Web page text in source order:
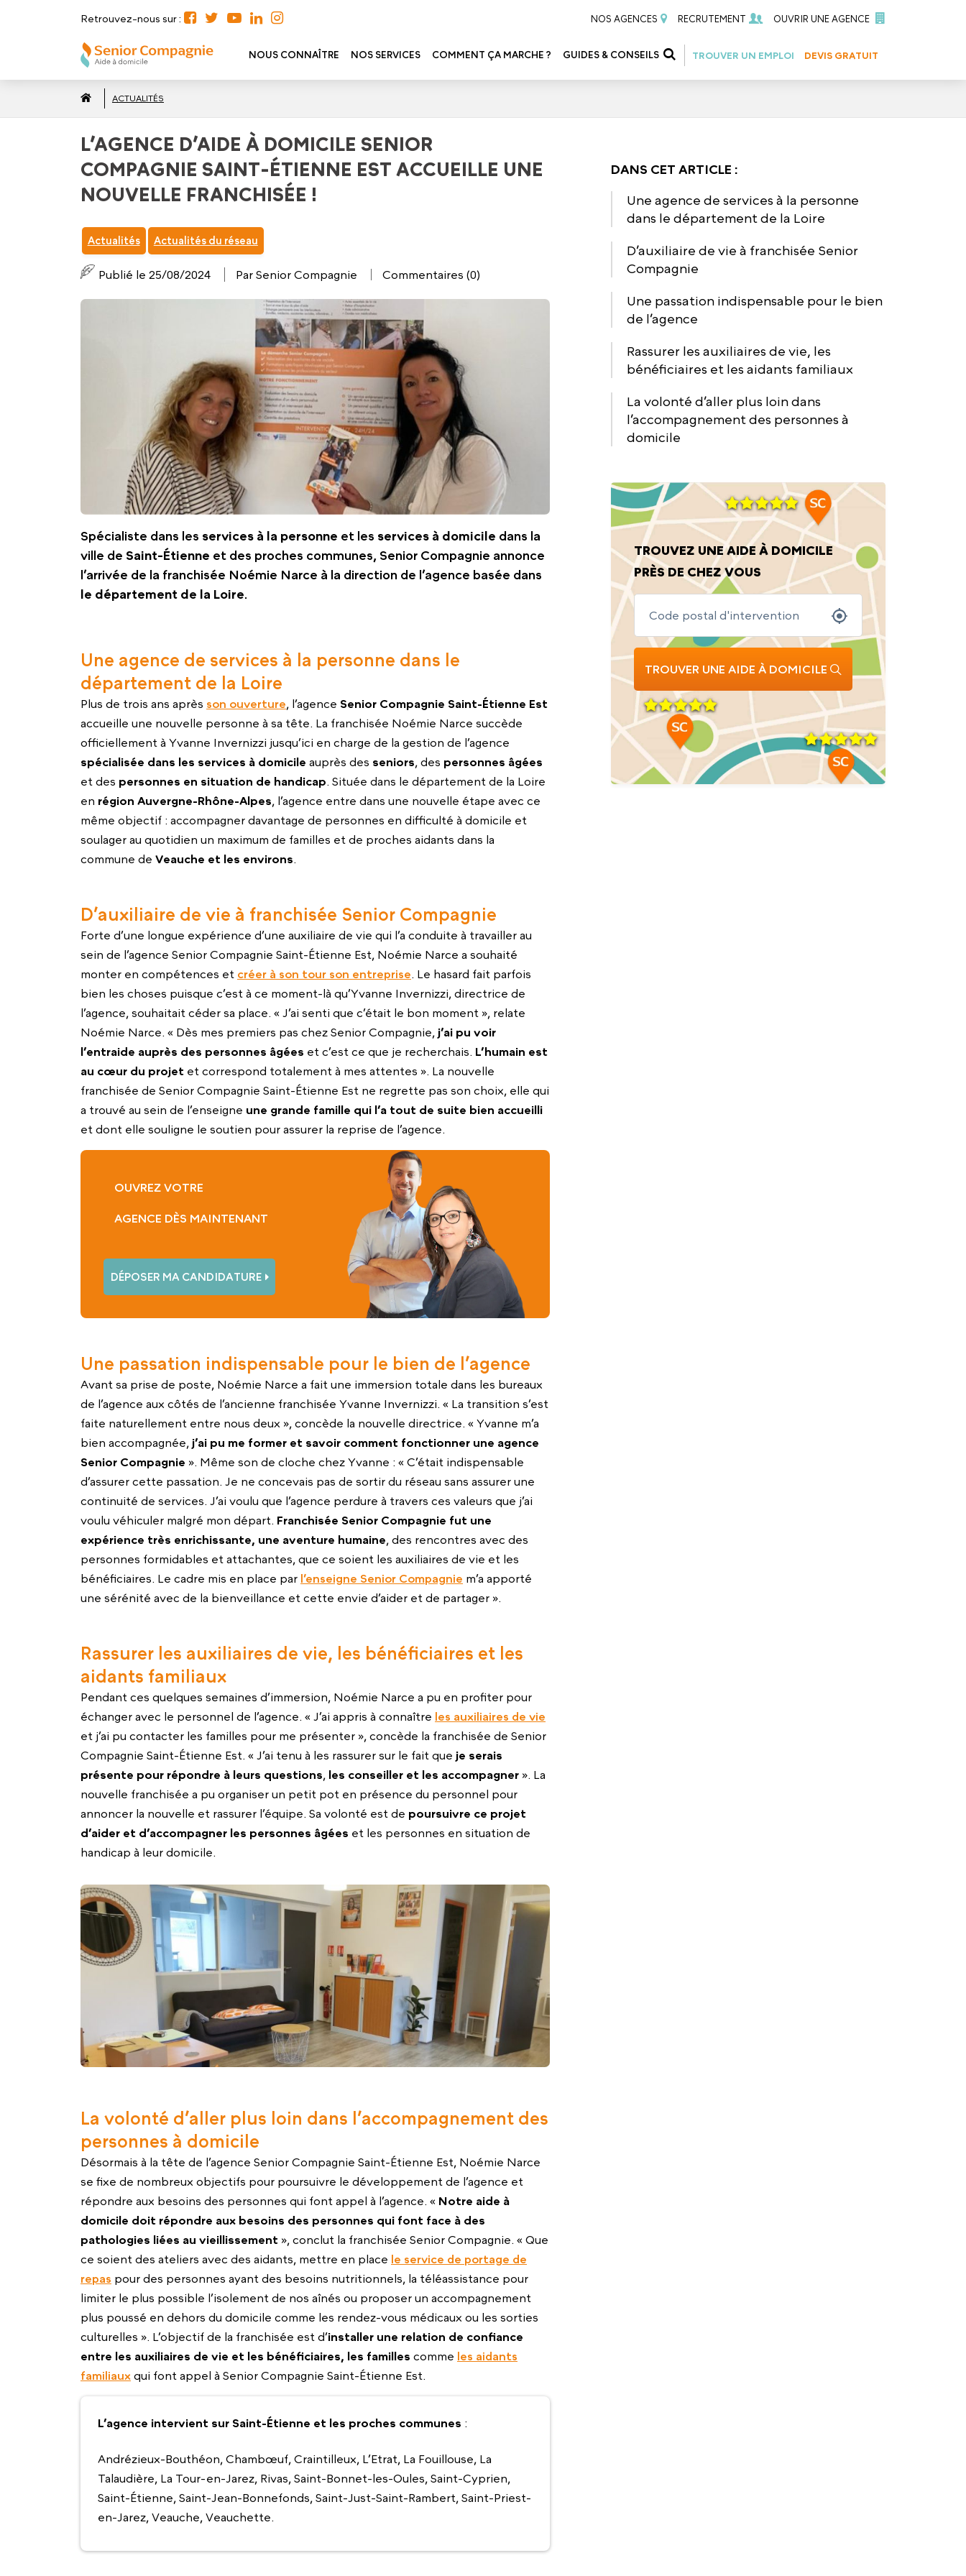
Retrouvez-nous sur : NOS AGENCES RECRUTEMENT OUVRIR UNE AGENCE
NOUS CONNAÎTRE NOS SERVICES COMMENT ÇA MARCHE ? GUIDES & CONSEILS TROUVER UN EMPLOI DEVIS GRATUIT
ACTUALITÉS
L’AGENCE D’AIDE À DOMICILE SENIOR
COMPAGNIE SAINT-ÉTIENNE EST ACCUEILLE UNE
NOUVELLE FRANCHISÉE !
Actualités Actualités du réseau
Publié le 25/08/2024 Par Senior Compagnie Commentaires (0)
Spécialiste dans les services à la personne et les services à domicile dans la
ville de Saint-Étienne et des proches communes, Senior Compagnie annonce
l’arrivée de la franchisée Noémie Narce à la direction de l’agence basée dans
le département de la Loire.
Une agence de services à la personne dans le
département de la Loire
Plus de trois ans après son ouverture, l’agence Senior Compagnie Saint-Étienne Est
accueille une nouvelle personne à sa tête. La franchisée Noémie Narce succède
officiellement à Yvanne Invernizzi jusqu’ici en charge de la gestion de l’agence
spécialisée dans les services à domicile auprès des seniors, des personnes âgées
et des personnes en situation de handicap. Située dans le département de la Loire
en région Auvergne-Rhône-Alpes, l’agence entre dans une nouvelle étape avec ce
même objectif : accompagner davantage de personnes en difficulté à domicile et
soulager au quotidien un maximum de familles et de proches aidants dans la
commune de Veauche et les environs.
D’auxiliaire de vie à franchisée Senior Compagnie
Forte d’une longue expérience d’une auxiliaire de vie qui l’a conduite à travailler au
sein de l’agence Senior Compagnie Saint-Étienne Est, Noémie Narce a souhaité
monter en compétences et créer à son tour son entreprise. Le hasard fait parfois
bien les choses puisque c’est à ce moment-là qu’Yvanne Invernizzi, directrice de
l’agence, souhaitait céder sa place. « J’ai senti que c’était le bon moment », relate
Noémie Narce. « Dès mes premiers pas chez Senior Compagnie, j’ai pu voir
l’entraide auprès des personnes âgées et c’est ce que je recherchais. L’humain est
au cœur du projet et correspond totalement à mes attentes ». La nouvelle
franchisée de Senior Compagnie Saint-Étienne Est ne regrette pas son choix, elle qui
a trouvé au sein de l’enseigne une grande famille qui l’a tout de suite bien accueilli
et dont elle souligne le soutien pour assurer la reprise de l’agence.
OUVREZ VOTRE
AGENCE DÈS MAINTENANT
DÉPOSER MA CANDIDATURE
Une passation indispensable pour le bien de l’agence
Avant sa prise de poste, Noémie Narce a fait une immersion totale dans les bureaux
de l’agence aux côtés de l’ancienne franchisée Yvanne Invernizzi. « La transition s’est
faite naturellement entre nous deux », concède la nouvelle directrice. « Yvanne m’a
bien accompagnée, j’ai pu me former et savoir comment fonctionner une agence
Senior Compagnie ». Même son de cloche chez Yvanne : « C’était indispensable
d’assurer cette passation. Je ne concevais pas de sortir du réseau sans assurer une
continuité de services. J’ai voulu que l’agence perdure à travers ces valeurs que j’ai
voulu véhiculer malgré mon départ. Franchisée Senior Compagnie fut une
expérience très enrichissante, une aventure humaine, des rencontres avec des
personnes formidables et attachantes, que ce soient les auxiliaires de vie et les
bénéficiaires. Le cadre mis en place par l’enseigne Senior Compagnie m’a apporté
une sérénité avec de la bienveillance et cette envie d’aider et de partager ».
Rassurer les auxiliaires de vie, les bénéficiaires et les
aidants familiaux
Pendant ces quelques semaines d’immersion, Noémie Narce a pu en profiter pour
échanger avec le personnel de l’agence. « J’ai appris à connaître les auxiliaires de vie
et j’ai pu contacter les familles pour me présenter », concède la franchisée de Senior
Compagnie Saint-Étienne Est. « J’ai tenu à les rassurer sur le fait que je serais
présente pour répondre à leurs questions, les conseiller et les accompagner ». La
nouvelle franchisée a pu organiser un petit pot en présence du personnel pour
annoncer la nouvelle et rassurer l’équipe. Sa volonté est de poursuivre ce projet
d’aider et d’accompagner les personnes âgées et les personnes en situation de
handicap à leur domicile.
La volonté d’aller plus loin dans l’accompagnement des
personnes à domicile
Désormais à la tête de l’agence Senior Compagnie Saint-Étienne Est, Noémie Narce
se fixe de nombreux objectifs pour poursuivre le développement de l’agence et
répondre aux besoins des personnes qui font appel à l’agence. « Notre aide à
domicile doit répondre aux besoins des personnes qui font face à des
pathologies liées au vieillissement », conclut la franchisée Senior Compagnie. « Que
ce soient des ateliers avec des aidants, mettre en place le service de portage de
repas pour des personnes ayant des besoins nutritionnels, la téléassistance pour
limiter le plus possible l’isolement de nos aînés ou proposer un accompagnement
plus poussé en dehors du domicile comme les rendez-vous médicaux ou les sorties
culturelles ». L’objectif de la franchisée est d’installer une relation de confiance
entre les auxiliaires de vie et les bénéficiaires, les familles comme les aidants
familiaux qui font appel à Senior Compagnie Saint-Étienne Est.
L’agence intervient sur Saint-Étienne et les proches communes :
Andrézieux-Bouthéon, Chambœuf, Craintilleux, L’Etrat, La Fouillouse, La
Talaudière, La Tour-en-Jarez, Rivas, Saint-Bonnet-les-Oules, Saint-Cyprien,
Saint-Étienne, Saint-Jean-Bonnefonds, Saint-Just-Saint-Rambert, Saint-Priest-
en-Jarez, Veauche, Veauchette.
DANS CET ARTICLE :
Une agence de services à la personne
dans le département de la Loire
D’auxiliaire de vie à franchisée Senior
Compagnie
Une passation indispensable pour le bien
de l’agence
Rassurer les auxiliaires de vie, les
bénéficiaires et les aidants familiaux
La volonté d’aller plus loin dans
l’accompagnement des personnes à
domicile
TROUVEZ UNE AIDE À DOMICILE
PRÈS DE CHEZ VOUS
TROUVER UNE AIDE À DOMICILE